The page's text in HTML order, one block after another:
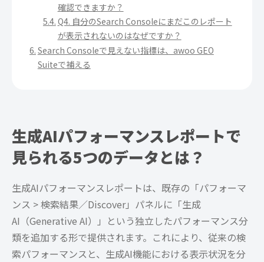
確認できますか？
Q4. 自分のSearch Consoleにまだこのレポート
が表示されないのはなぜですか？
Search Consoleで見えない指標は、awoo GEO
Suiteで補える
生成AIパフォーマンスレポートで
見られる5つのデータとは？
生成AIパフォーマンスレポートは、既存の「パフォーマ
ンス > 検索結果／Discover」パネルに「生成
AI（Generative AI）」という独立したパフォーマンス分
類を追加する形で提供されます。これにより、従来の検
索パフォーマンスと、生成AI機能における表示状況を分